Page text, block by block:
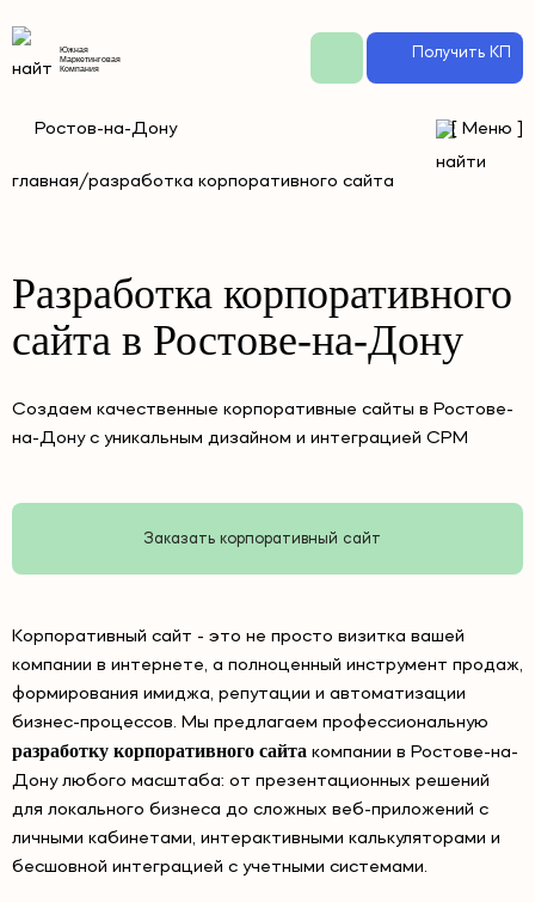
Южная
Маркетинговая
Компания
Получить КП
Ростов-на-Дону [ Меню ]
главная/разработка корпоративного сайта
Разработка корпоративного
сайта в Ростове-на-Дону
Создаем качественные корпоративные сайты в Ростове-
на-Дону с уникальным дизайном и интеграцией СРМ
Заказать корпоративный сайт
Корпоративный сайт - это не просто визитка вашей
компании в интернете, а полноценный инструмент продаж,
формирования имиджа, репутации и автоматизации
бизнес-процессов. Мы предлагаем профессиональную
разработку корпоративного сайта компании в Ростове-на-
Дону любого масштаба: от презентационных решений
для локального бизнеса до сложных веб-приложений с
личными кабинетами, интерактивными калькуляторами и
бесшовной интеграцией с учетными системами.